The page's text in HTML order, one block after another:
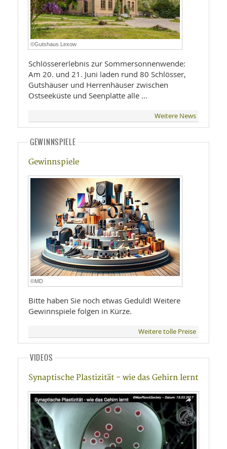
©Gutshaus Lexow
Schlössererlebnis zur Sommersonnenwende:
Am 20. und 21. Juni laden rund 80 Schlösser,
Gutshäuser und Herrenhäuser zwischen
Ostseeküste und Seenplatte alle …
Weitere News
GEWINNSPIELE
Gewinnspiele
©MD
Bitte haben Sie noch etwas Geduld! Weitere
Gewinnspiele folgen in Kürze.
Weitere tolle Preise
VIDEOS
Synaptische Plastizität - wie das Gehirn lernt